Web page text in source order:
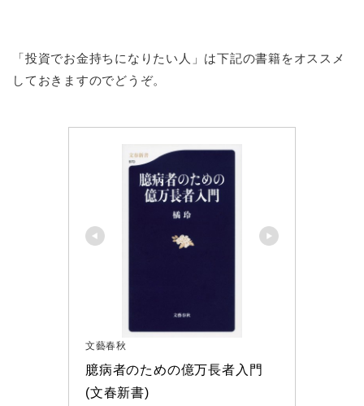
「投資でお金持ちになりたい人」は下記の書籍をオススメ
しておきますのでどうぞ。
文藝春秋
臆病者のための億万長者入門
(文春新書)